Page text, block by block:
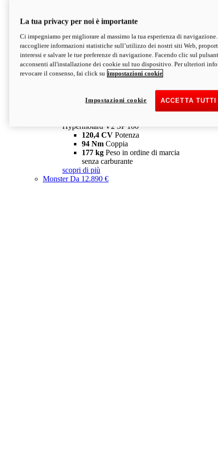
V2 SP
Hypermotard V2 SP
120,4 CVPotenza
94 NmCoppia
177 kgPeso in ordine di marcia
senza carburante
Depotenziata 35 kW: 18.890 € i
configura scopri di più
Hypermotard V2 SP 100
120,4 CV Potenza
94 Nm Coppia
177 kg Peso in ordine di marcia
senza carburante
scopri di più
MonsterDa 12.890 €
La tua privacy per noi è importante
Ci impegniamo per migliorare al massimo la tua esperienza di
raccogliere informazioni statistiche sull’utilizzo dei nostri siti Web,
interessi e salvare le tue preferenze di navigazione. Facendo clic sul
acconsenti all'installazione dei cookie sul tuo dispositivo. Per ulteriori
revocare il consenso, fai click su impostazioni cookie
ACCETTA
Impostazioni cookie